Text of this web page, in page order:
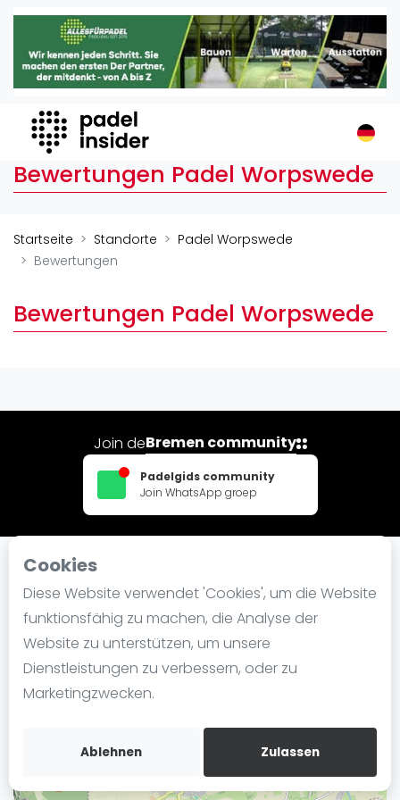
Cookies
Diese Website verwendet 'Cookies', um die Website
funktionsfähig zu machen, die Analyse der
Website zu unterstützen, um unsere
Dienstleistungen zu verbessern, oder zu
Marketingzwecken.
Ablehnen Zulassen
Padel Insider
Home
Organisationen
Buchungssysteme
Padel-Shops
Padelplatzbauer
Verschiedenes
Turniere
Ranking
FIP Männer
FIP Frauen
Blog
Die Geschichte von Padel
Regeln und Punktzählung
Padel Schläge
Video
Bewertungen Padel Worpswede
Startseite Standorte
Padel Worpswede
Bewertungen
Bewertungen Padel Worpswede
Join deBremen community
Padelgids community
Join WhatsApp groep
In der Nähe Padel Worpswede
+
−